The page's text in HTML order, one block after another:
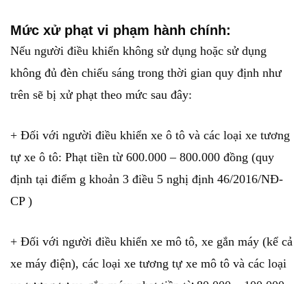
Mức xử phạt vi phạm hành chính:
Nếu người điều khiển không sử dụng hoặc sử dụng
không đủ đèn chiếu sáng trong thời gian quy định như
trên sẽ bị xử phạt theo mức sau đây:
+ Đối với người điều khiển xe ô tô và các loại xe tương
tự xe ô tô: Phạt tiền từ 600.000 – 800.000 đồng (quy
định tại điểm g khoản 3 điều 5 nghị định 46/2016/NĐ-
CP )
+ Đối với người điều khiển xe mô tô, xe gắn máy (kể cả
xe máy điện), các loại xe tương tự xe mô tô và các loại